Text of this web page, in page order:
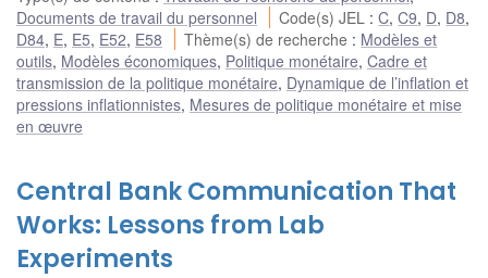
Documents de travail du personnel
Code(s) JEL :C,C9, D, D8,
D84, E, E5, E52, E58 Thème(s) de recherche : Modèles et
outils, Modèles économiques, Politique monétaire, Cadre et
transmission de la politique monétaire, Dynamique de l’inflation et
pressions inflationnistes, Mesures de politique monétaire et mise
en œuvre
Central Bank Communication That
Works: Lessons from Lab
Experiments